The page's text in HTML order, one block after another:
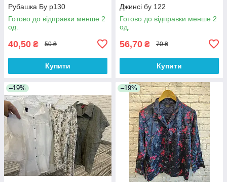
Рубашка Бу р130
Готово до відправки менше 2
од.
40,50 ₴ 50 ₴
Купити
Джинсі бу 122
Готово до відправки менше 2
од.
56,70 ₴ 70 ₴
Купити
–19% –19%